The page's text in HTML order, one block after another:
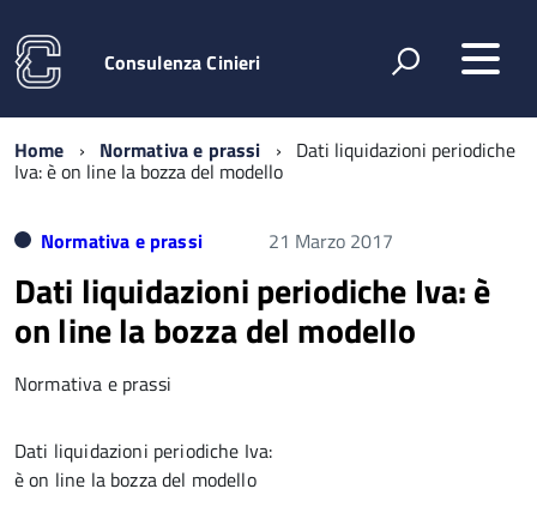
Consulenza Cinieri
Home Normativa e prassi Dati liquidazioni periodiche
Iva: è on line la bozza del modello
Normativa e prassi 21 Marzo 2017
Dati liquidazioni periodiche Iva: è
on line la bozza del modello
Normativa e prassi
Dati liquidazioni periodiche Iva:
è on line la bozza del modello